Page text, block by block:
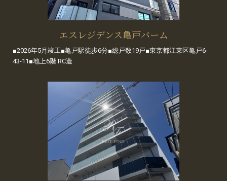
エスレジデンス亀戸バーム
■2026年5月竣工■亀戸駅徒歩6分■総戸数19戸■東京都江東区亀戸6-
43-11■地上6階 RC造